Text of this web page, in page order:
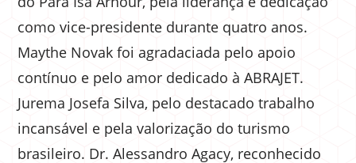
como vice-presidente durante quatro anos.
Maythe Novak foi agradaciada pelo apoio
contínuo e pelo amor dedicado à ABRAJET.
Jurema Josefa Silva, pelo destacado trabalho
incansável e pela valorização do turismo
brasileiro. Dr. Alessandro Agacy, reconhecido